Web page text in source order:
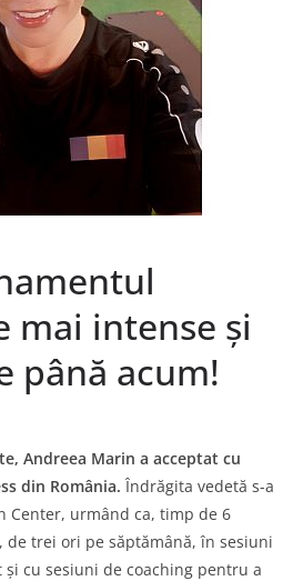
mai intense și
până acum!
Andreea Marin a acceptat cu
din România. Îndrăgita vedetă s-a
Center, urmând ca, timp de 6
trei ori pe săptămână, în sesiuni
cu sesiuni de coaching pentru a